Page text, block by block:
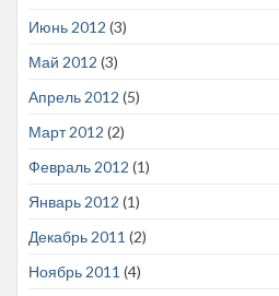
Июнь 2012 (3)
Май 2012 (3)
Апрель 2012 (5)
Март 2012 (2)
Февраль 2012 (1)
Январь 2012 (1)
Декабрь 2011 (2)
Ноябрь 2011 (4)